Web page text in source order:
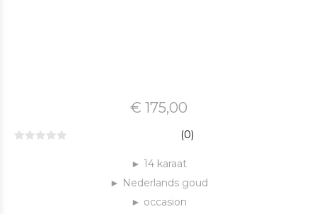
€ 175,00
(0)
► 14 karaat
► Nederlands goud
► occasion